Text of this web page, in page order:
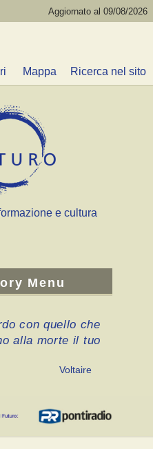
Aggiornato al 09/08/2026
Mappa Ricerca nel sito
e cultura
Menu
con quello che
alla morte il tuo
Voltaire